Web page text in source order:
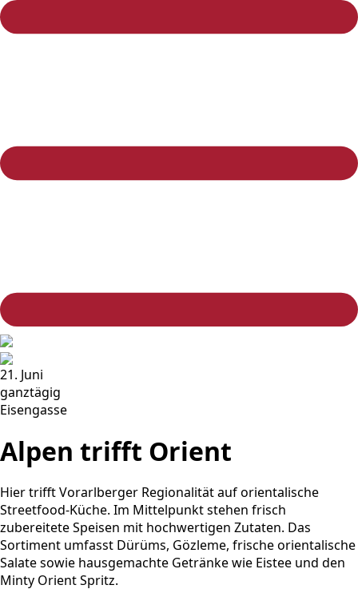
21. Juni
ganztägig
Eisengasse
Alpen trifft Orient
Hier trifft Vorarlberger Regionalität auf orientalische
Streetfood-Küche. Im Mittelpunkt stehen frisch
zubereitete Speisen mit hochwertigen Zutaten. Das
Sortiment umfasst Dürüms, Gözleme, frische orientalische
Salate sowie hausgemachte Getränke wie Eistee und den
Minty Orient Spritz.